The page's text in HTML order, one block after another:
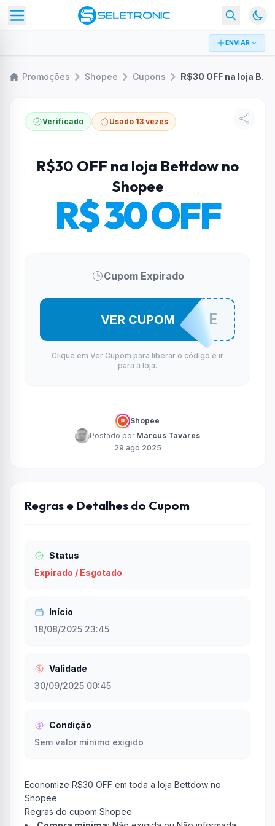
ENVIAR
Promoções Shopee Cupons R$30 OFF na loja Bettdow no Shopee
Verificado Usado 13 vezes
R$30 OFF na loja Bettdow no
Shopee
R$ 30 OFF
Cupom Expirado
BETTDEWFE
VER CUPOM
Clique em Ver Cupom para liberar o código e ir
para a loja.
Shopee
Postado por Marcus Tavares
29 ago 2025
Regras e Detalhes do Cupom
Status
Expirado / Esgotado
Início
18/08/2025 23:45
Validade
30/09/2025 00:45
Condição
Sem valor mínimo exigido
Economize R$30 OFF em toda a loja Bettdow no
Shopee.
Regras do cupom Shopee